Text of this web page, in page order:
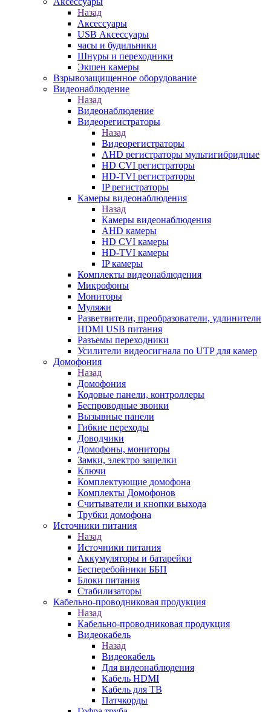
Назад
Аксессуары
USB Аксессуары
часы и будильники
Шнуры и переходники
Экшен камеры
Взрывозащищенное оборудование
Видеонаблюдение
Назад
Видеонаблюдение
Видеорегистраторы
Назад
Видеорегистраторы
AHD регистраторы мультигибридные
HD CVI регистраторы
HD-TVI регистраторы
IP регистраторы
Камеры видеонаблюдения
Назад
Камеры видеонаблюдения
AHD камеры
HD CVI камеры
HD-TVI камеры
IP камеры
Комплекты видеонаблюдения
Микрофоны
Мониторы
Муляжи
Разветвители, преобразователи, удлинители
HDMI USB питания
Разъемы переходники
Усилители видеосигнала по UTP для камер
Домофония
Назад
Домофония
Кодовые панели, контроллеры
Беспроводные звонки
Вызывные панели
Гибкие переходы
Доводчики
Домофоны, мониторы
Замки, электро защелки
Ключи
Комплектующие домофона
Комплекты Домофонов
Считыватели и кнопки выхода
Трубки домофона
Источники питания
Назад
Источники питания
Аккумуляторы и батарейки
Бесперебойники ББП
Блоки питания
Стабилизаторы
Кабельно-проводниковая продукция
Назад
Кабельно-проводниковая продукция
Видеокабель
Назад
Видеокабель
Для видеонаблюдения
Кабель HDMI
Кабель для ТВ
Патчкорды